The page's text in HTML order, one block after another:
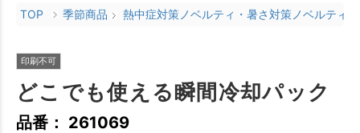
TOP 季節商品 熱中症対策ノベルティ・暑さ対策ノベルティ
印刷不可
どこでも使える瞬間冷却パック
品番： 261069